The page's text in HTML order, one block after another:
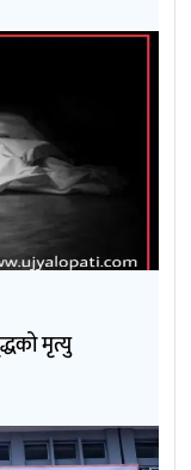
मृत्यु